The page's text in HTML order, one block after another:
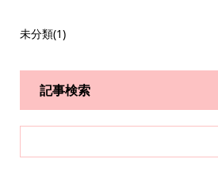
未分類(1)
記事検索